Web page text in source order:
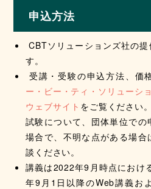
申込方法
CBTソリューションズ社の
す。
受講・受験の申込方法、価
ー・ビー・ティ・ソリューシ
ウェブサイト をご覧ください
試験について、団体単位で
場合で、不明な点がある場
談ください。
講義は2022年9月時点におけ
年9月1日以降のWeb講義お